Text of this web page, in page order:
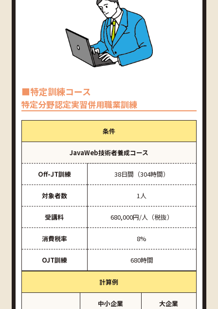
■特定訓練コース
特定分野認定実習併用職業訓練
条件
JavaWeb技術者養成コース
Off-JT訓練 38日間（304時間）
対象者数 1人
受講料 680,000円/人（税抜）
消費税率 8%
OJT訓練 680時間
計算例
中小企業 大企業